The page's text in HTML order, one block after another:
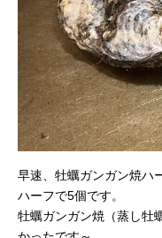
早速、牡蠣ガンガン焼ハ
ハーフで5個です。
牡蠣ガンガン焼（蒸し牡